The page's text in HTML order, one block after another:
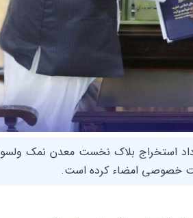
استخراج بلاک نخست معدن نمک